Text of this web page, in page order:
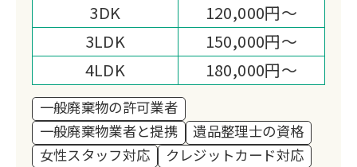
3DK
120,000円～
3LDK
150,000円～
4LDK
180,000円～
一般廃棄物の許可業者
一般廃棄物業者と提携
遺品整理士の資格
女性スタッフ対応
クレジットカード対応